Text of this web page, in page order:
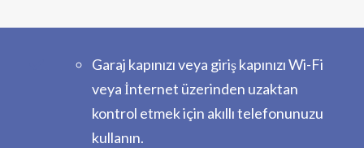
Garaj kapınızı veya giriş kapınızı Wi-Fi
veya İnternet üzerinden uzaktan
kontrol etmek için akıllı telefonunuzu
kullanın.